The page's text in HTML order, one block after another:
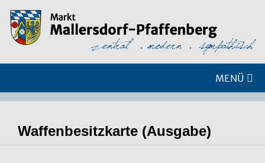
MENÜ
Waffenbesitzkarte (Ausgabe)